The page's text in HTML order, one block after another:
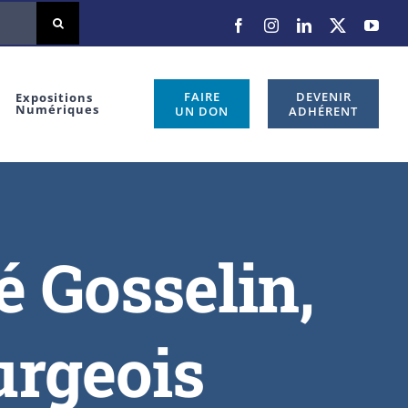
Expositions
Numériques
FAIRE
UN DON
DEVENIR
ADHÉRENT
Gosselin,